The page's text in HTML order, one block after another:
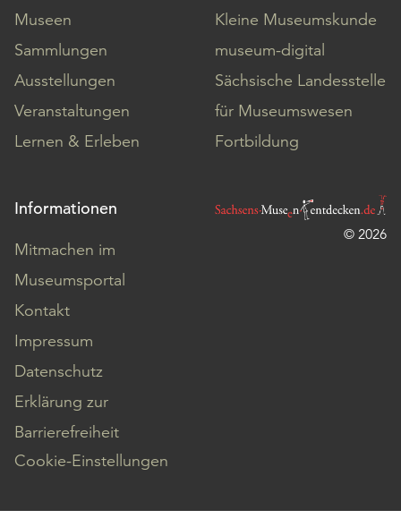
Museen
Sammlungen
Ausstellungen
Veranstaltungen
Lernen & Erleben
Kleine Museumskunde
museum-digital
Sächsische Landesstelle
für Museumswesen
Fortbildung
Informationen
Mitmachen im
Museumsportal
Kontakt
Impressum
Datenschutz
Erklärung zur
Barrierefreiheit
Cookie-Einstellungen
© 2026